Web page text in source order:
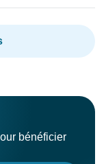
bénéficier